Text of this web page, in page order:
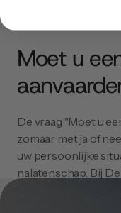
Moet u
De vraag "Moet u
zomaar met ja of
uw persoonlijke
nalatenschap. Bij